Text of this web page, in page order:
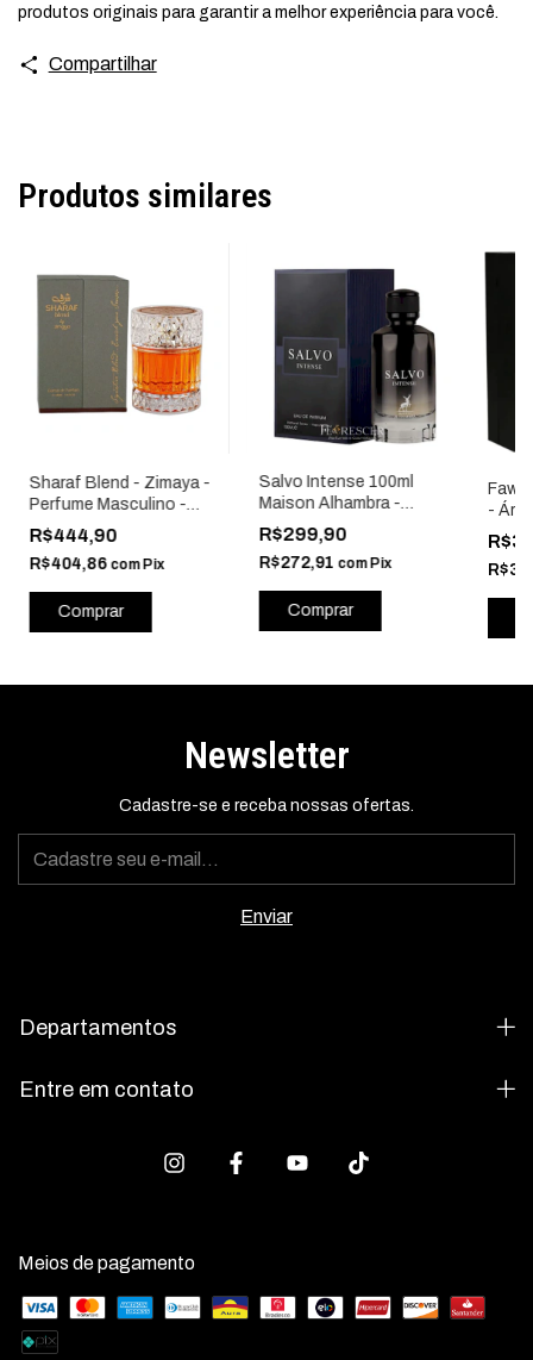
produtos originais para garantir a melhor experiência para você.
Compartilhar
Produtos similares
Sharaf Blend - Zimaya -
Perfume Masculino -
Extrait de Parfum 100ml
- Árabe Parfum
R$444,90
R$404,86 com Pix
Salvo Intense 100ml
Maison Alhambra -
Árabe Parfum
R$299,90
R$272,91 com Pix
-
Newsletter
Cadastre-se e receba nossas ofertas.
Departamentos
Entre em contato
Meios de pagamento